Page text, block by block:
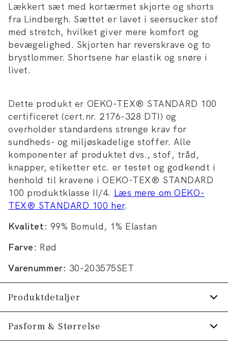
Lækkert sæt med kortærmet skjorte og shorts
fra Lindbergh. Sættet er lavet i seersucker stof
med stretch, hvilket giver mere komfort og
bevægelighed. Skjorten har reverskrave og to
brystlommer. Shortsene har elastik og snøre i
livet.
Dette produkt er OEKO-TEX® STANDARD 100
certificeret (cert.nr. 2176-328 DTI) og
overholder standardens strenge krav for
sundheds- og miljøskadelige stoffer. Alle
komponenter af produktet dvs., stof, tråd,
knapper, etiketter etc. er testet og godkendt i
henhold til kravene i OEKO-TEX® STANDARD
100 produktklasse II/4. Læs mere om OEKO-
TEX® STANDARD 100 her.
Kvalitet: 99% Bomuld, 1% Elastan
Farve: Rød
Varenummer: 30-203575SET
Produktdetaljer
Fremstillet i seersucker stof, som er let og
Pasform & Størrelse